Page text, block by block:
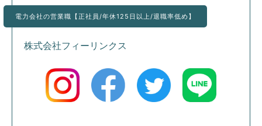
電力会社の営業職【正社員/年休125日以上/退職率低め】
株式会社フィーリンクス